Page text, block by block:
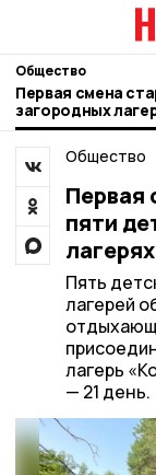
Общество
Первая смена
загородных
Общество
Первая
пяти
Пять
лагерей
лагерь
— 21 день.